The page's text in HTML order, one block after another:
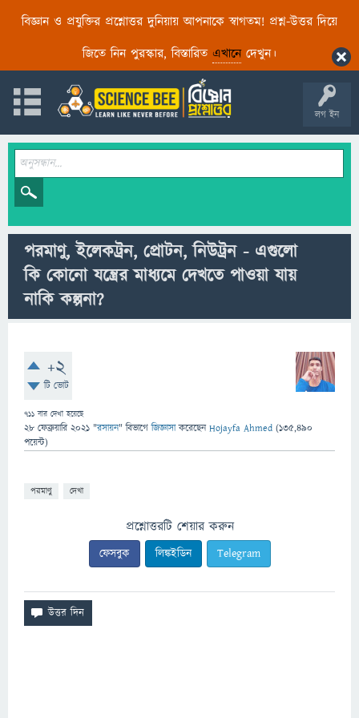
বিজ্ঞান ও প্রযুক্তির প্রশ্নোত্তর দুনিয়ায় আপনাকে স্বাগতম! প্রশ্ন-উত্তর দিয়ে
জিতে নিন পুরস্কার, বিস্তারিত এখানেদেখুন।
লগ ইন
পরমাণু, ইলেকট্রন, প্রোটন, নিউট্রন - এগুলো
কি কোনো যন্ত্রের মাধ্যমে দেখতে পাওয়া যায়
নাকি কল্পনা?
+2
টি ভোট
711 বার দেখা হয়েছে
28 ফেব্রুয়ারি 2021 "রসায়ন" বিভাগে জিজ্ঞাসাকরেছেনHojayfa Ahmed (135,490
পয়েন্ট)
পরমাণু দেখা
প্রশ্নোত্তরটি শেয়ার করুন
ফেসবুক লিঙ্কইডিন Telegram